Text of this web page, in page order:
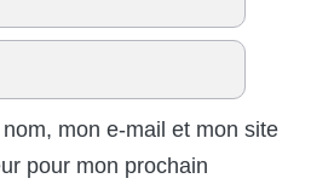
mon e-mail et mon site
pour mon prochain